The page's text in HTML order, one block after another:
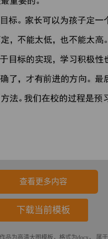
查看更多内容
下载当前模板
品为高清大图模板，格式为docx， 属于